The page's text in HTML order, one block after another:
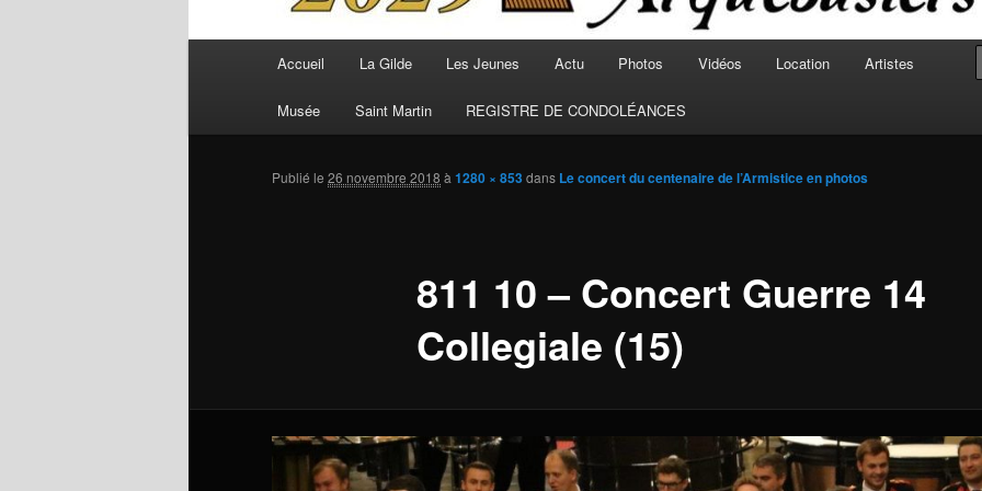
Accueil La Gilde Les Jeunes Actu Photos Vidéos Location Artistes
Musée Saint Martin REGISTRE DE CONDOLÉANCES
811 10 – Concert Guerre 14
Collegiale (15)
Publié le 26 novembre 2018 à 1280 × 853dans Le concert du centenaire de l’Armistice en photos